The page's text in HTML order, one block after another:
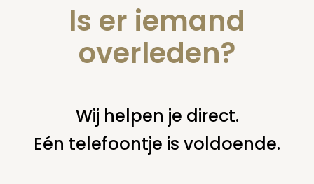
Landelijke uitvaartonderneming
U bent hier: home nieuws & agenda nieuws hart- en
vaatziekten doodsoorzaak nummer 1 op vakantie
Is er iemand
overleden?
Wij helpen je direct.
Eén telefoontje is voldoende.